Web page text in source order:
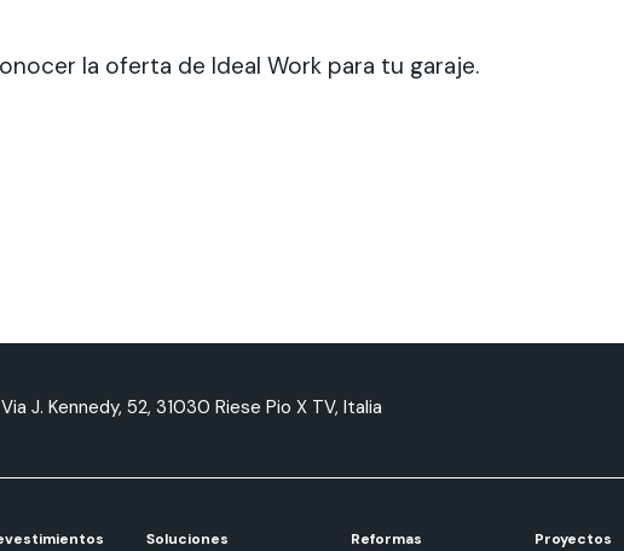
la oferta de Ideal Work para tu garaje.
J. Kennedy, 52, 31030 Riese Pio X TV, Italia
Soluciones Reformas Proyectos